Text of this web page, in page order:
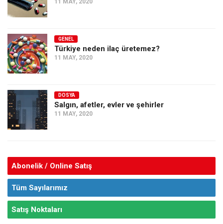
GENEL
Türkiye neden ilaç üretemez?
11 MAY, 2020
DOSYA
Salgın, afetler, evler ve şehirler
11 MAY, 2020
Abonelik / Online Satış
Tüm Sayılarımız
Satış Noktaları